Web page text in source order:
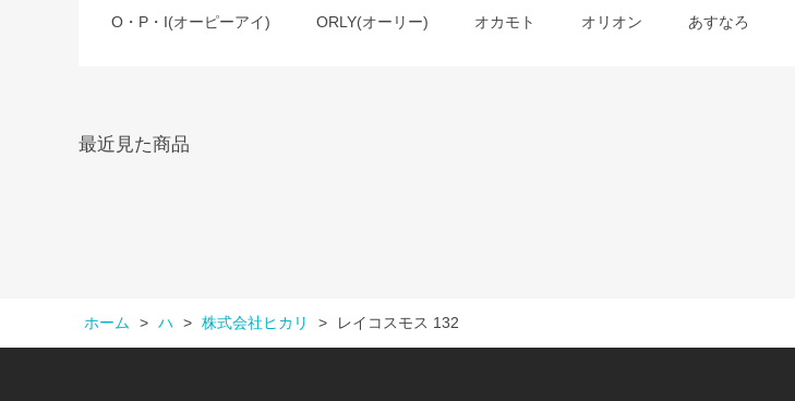
O・P・I(オーピーアイ) ORLY(オーリー) オカモト オリオン あすなろ
最近見た商品
ホーム > ハ > 株式会社ヒカリ > レイコスモス 132